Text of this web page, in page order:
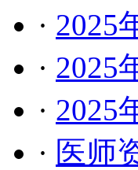
· 2025
· 2025
· 2025
· 医师